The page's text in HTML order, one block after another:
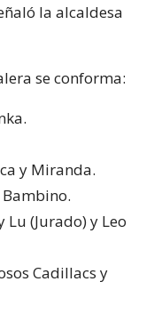
la alcaldesa
se conforma:
y Miranda.
Bambino.
Lu (Jurado) y Leo
Cadillacs y